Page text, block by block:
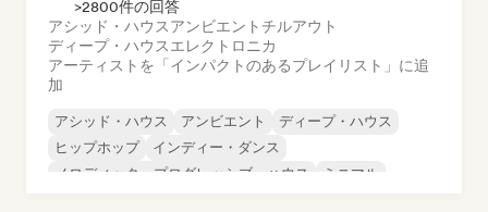
>2800件の回答
アシッド・ハウスアンビエント チルアウト
ディープ・ハウスエレクトロニカ
アーティストを「インパクトのあるプレイリスト」に追
加
アシッド・ハウス アンビエント
ディープ・ハウス
ヒップホップ
インディー・ダンス
メロディック・プログレッシブ・ハウス
ミニマル